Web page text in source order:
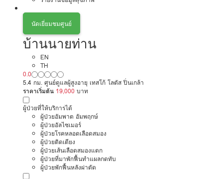
นัดเยี่ยมชมศูนย์
บ้านนายท่าน
EN
TH
0.0
5.4 กม. ศูนย์ดูแลผู้สูงอายุ เทสโก้ โลตัส ปิ่นเกล้า
ราคาเริ่มต้น 19,000 บาท
ผู้ป่วยที่ให้บริการได้
ผู้ป่วยอัมพาต อัมพฤกษ์
ผู้ป่วยอัลไซเมอร์
ผู้ป่วยโรคหลอดเลือดสมอง
ผู้ป่วยติดเตียง
ผู้ป่วยเส้นเลือดสมองแตก
ผู้ป่วยที่มาพักฟื้นทำแผลกดทับ
ผู้ป่วยพักฟื้นหลังผ่าตัด